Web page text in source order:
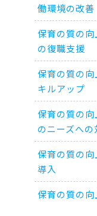
働環境の改善
保育の質の
の復職支援
保育の質の
キルアップ
保育の質の
のニーズへの
保育の質の
導入
保育の質の向